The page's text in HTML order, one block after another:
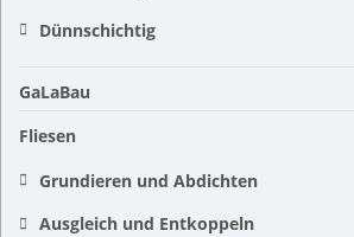
Dünnschichtig
GaLaBau
Fliesen
Grundieren und Abdichten
Ausgleich und Entkoppeln